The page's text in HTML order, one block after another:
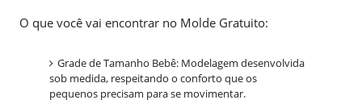
O que você vai encontrar no Molde Gratuito:
Grade de Tamanho Bebê: Modelagem desenvolvida
sob medida, respeitando o conforto que os
pequenos precisam para se movimentar.